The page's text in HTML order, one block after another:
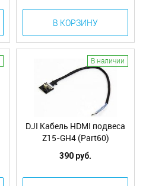
В КОРЗИНУ
В наличии
DJI Кабель HDMI подвеса
Z15-GH4 (Part60)
390 руб.